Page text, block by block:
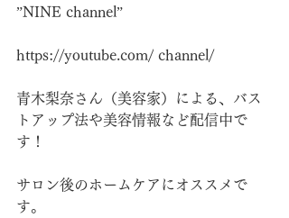
”NINE channel”
https://youtube.com/ channel/
青木梨奈さん（美容家）による、バス
トアップ法や美容情報など配信中で
す！
サロン後のホームケアにオススメで
す。